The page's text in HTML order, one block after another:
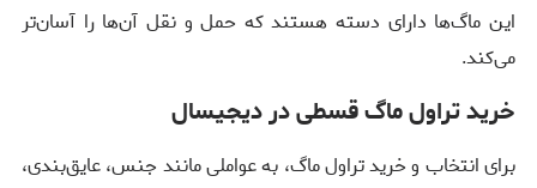
این ماگ‌ها دارای دسته هستند که حمل و نقل آن‌ها را آسان‌تر
می‌کند.
خرید تراول ماگ قسطی در دیجیسال
برای انتخاب و خرید تراول ماگ، به عواملی مانند جنس، عایق‌بندی،